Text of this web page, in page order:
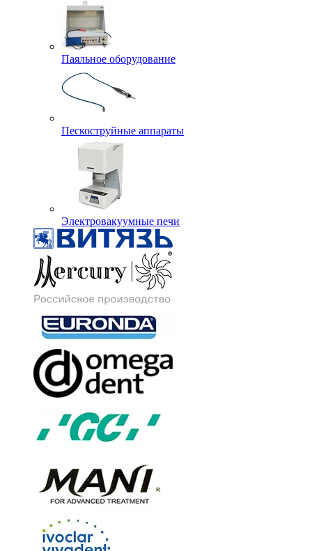
Паяльное оборудование
Пескоструйные аппараты
Электровакуумные печи